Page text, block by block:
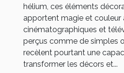
hélium, ces éléments
apportent magie et couleur
cinématographiques et
perçus comme de simples
recèlent pourtant une
transformer les décors et...